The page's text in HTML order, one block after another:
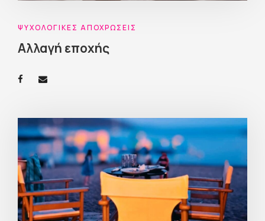
ΨΥΧΟΛΟΓΙΚΈΣ ΑΠΟΧΡΏΣΕΙΣ
Αλλαγή εποχής